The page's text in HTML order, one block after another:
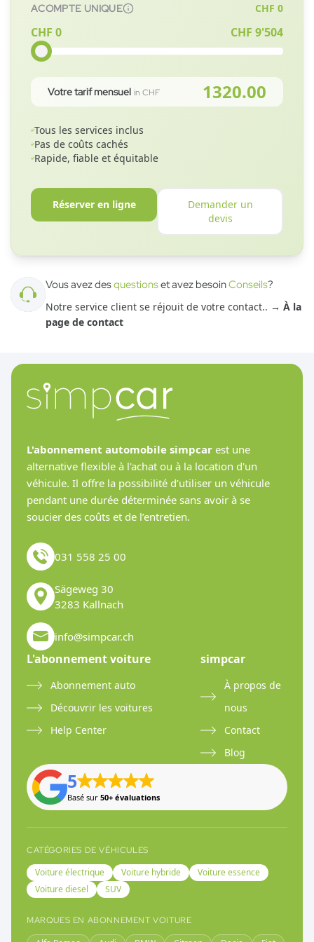
ACOMPTE UNIQUE CHF 0
CHF 0 CHF 9'504
Votre tarif mensuel in CHF 1320.00
Tous les services inclus
Pas de coûts cachés
Rapide, fiable et équitable
Réserver en ligne
Demander un
devis
Vous avez desquestionset avez besoinConseils?
Notre service client se réjouit de votre contact.. → À la
page de contact
L'abonnement automobile simpcar est une
alternative flexible à l'achat ou à la location d'un
véhicule. Il offre la possibilité d’utiliser un véhicule
pendant une durée déterminée sans avoir à se
soucier des coûts et de l’entretien.
031 558 25 00
Sägeweg 30
3283 Kallnach
info@simpcar.ch
L'abonnement voiture
Abonnement auto
Découvrir les voitures
Help Center
simpcar
À propos de
nous
Contact
Blog
5
Basé sur 50+ évaluations
CATÉGORIES DE VÉHICULES
Voiture électrique Voiture hybride
Voiture essence
Voiture diesel
SUV
MARQUES EN ABONNEMENT VOITURE